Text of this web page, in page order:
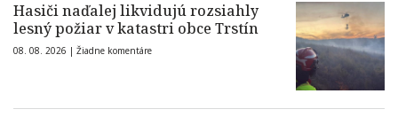
Hasiči naďalej likvidujú rozsiahly
lesný požiar v katastri obce Trstín
08. 08. 2026 | Žiadne komentáre